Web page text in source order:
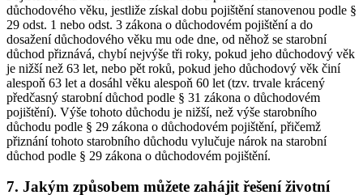
důchodového věku, jestliže získal dobu pojištění stanovenou podle §
29 odst. 1 nebo odst. 3 zákona o důchodovém pojištění a do
dosažení důchodového věku mu ode dne, od něhož se starobní
důchod přiznává, chybí nejvýše tři roky, pokud jeho důchodový věk
je nižší než 63 let, nebo pět roků, pokud jeho důchodový věk činí
alespoň 63 let a dosáhl věku alespoň 60 let (tzv. trvale krácený
předčasný starobní důchod podle § 31 zákona o důchodovém
pojištění). Výše tohoto důchodu je nižší, než výše starobního
důchodu podle § 29 zákona o důchodovém pojištění, přičemž
přiznání tohoto starobního důchodu vylučuje nárok na starobní
důchod podle § 29 zákona o důchodovém pojištění.
7. Jakým způsobem můžete zahájit řešení životní